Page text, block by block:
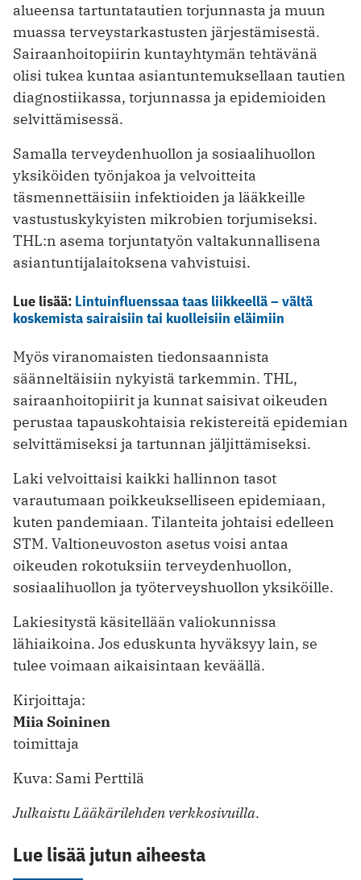
alueensa tartuntatautien torjunnasta ja muun
muassa terveystarkastusten järjestämisestä.
Sairaanhoitopiirin kuntayhtymän tehtävänä
olisi tukea kuntaa asiantuntemuksellaan tautien
diagnostiikassa, torjunnassa ja epidemioiden
selvittämisessä.
Samalla terveydenhuollon ja sosiaalihuollon
yksiköiden työnjakoa ja velvoitteita
täsmennettäisiin infektioiden ja lääkkeille
vastustuskykyisten mikrobien torjumiseksi.
THL:n asema torjuntatyön valtakunnallisena
asiantuntijalaitoksena vahvistuisi.
Lue lisää: Lintuinfluenssaa taas liikkeellä – vältä
koskemista sairaisiin tai kuolleisiin eläimiin
Myös viranomaisten tiedonsaannista
säänneltäisiin nykyistä tarkemmin. THL,
sairaanhoitopiirit ja kunnat saisivat oikeuden
perustaa tapauskohtaisia rekistereitä epidemian
selvittämiseksi ja tartunnan jäljittämiseksi.
Laki velvoittaisi kaikki hallinnon tasot
varautumaan poikkeukselliseen epidemiaan,
kuten pandemiaan. Tilanteita johtaisi edelleen
STM. Valtioneuvoston asetus voisi antaa
oikeuden rokotuksiin terveydenhuollon,
sosiaalihuollon ja työterveyshuollon yksiköille.
Lakiesitystä käsitellään valiokunnissa
lähiaikoina. Jos eduskunta hyväksyy lain, se
tulee voimaan aikaisintaan keväällä.
Kirjoittaja:
Miia Soininen
toimittaja
Kuva: Sami Perttilä
Julkaistu Lääkärilehden verkkosivuilla.
Lue lisää jutun aiheesta